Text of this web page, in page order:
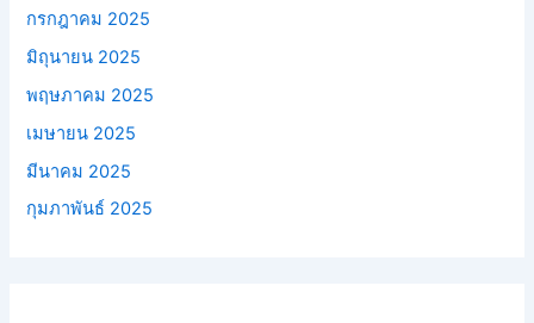
กรกฎาคม 2025
มิถุนายน 2025
พฤษภาคม 2025
เมษายน 2025
มีนาคม 2025
กุมภาพันธ์ 2025